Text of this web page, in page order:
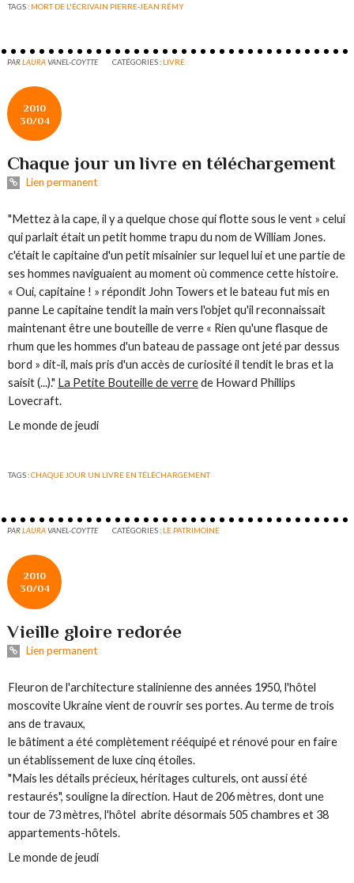
TAGS : MORT DE L'ÉCRIVAIN PIERRE-JEAN RÉMY
PARLAURAVANEL-COYTTE CATÉGORIES : LIVRE
2010
30/04
Chaque jour un livre en téléchargement
Lien permanent
"Mettez à la cape, il y a quelque chose qui flotte sous le vent » celui
qui parlait était un petit homme trapu du nom de William Jones.
c'était le capitaine d'un petit misainier sur lequel lui et une partie de
ses hommes naviguaient au moment où commence cette histoire.
« Oui, capitaine ! » répondit John Towers et le bateau fut mis en
panne Le capitaine tendit la main vers l'objet qu'il reconnaissait
maintenant être une bouteille de verre « Rien qu'une flasque de
rhum que les hommes d'un bateau de passage ont jeté par dessus
bord » dit-il, mais pris d'un accès de curiosité il tendit le bras et la
saisit(...)." La Petite Bouteille de verrede Howard Phillips
Lovecraft.
Le monde de jeudi
TAGS :CHAQUE JOUR UN LIVRE EN TÉLÉCHARGEMENT
PARLAURAVANEL-COYTTE CATÉGORIES : LE PATRIMOINE
2010
30/04
Vieille gloire redorée
Lien permanent
Fleuron de l'architecture stalinienne des années 1950, l'hôtel
moscovite Ukraine vient de rouvrir ses portes. Au terme de trois
ans de travaux,
le bâtiment a été complètement rééquipé et rénové pour en faire
un établissement de luxe cinq étoiles.
"Mais les détails précieux, héritages culturels, ont aussi été
restaurés", souligne la direction. Haut de 206 mètres, dont une
tour de 73 mètres, l'hôtel abrite désormais 505 chambres et 38
appartements-hôtels.
Le monde de jeudi